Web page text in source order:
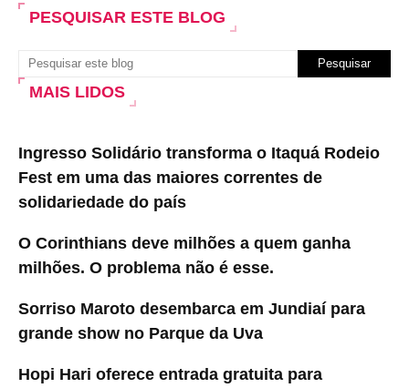
PESQUISAR ESTE BLOG
MAIS LIDOS
Ingresso Solidário transforma o Itaquá Rodeio
Fest em uma das maiores correntes de
solidariedade do país
O Corinthians deve milhões a quem ganha
milhões. O problema não é esse.
Sorriso Maroto desembarca em Jundiaí para
grande show no Parque da Uva
Hopi Hari oferece entrada gratuita para